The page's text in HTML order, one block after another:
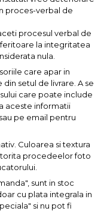
proces-verbal de
procesul verbal de
la integritatea
nula.
care apar in
setul de livrare. A se
care poate include
aceste informatii
pe email pentru
Culoarea si textura
procedeelor foto
sunt in stoc
cu plata integrala in
si nu pot fi